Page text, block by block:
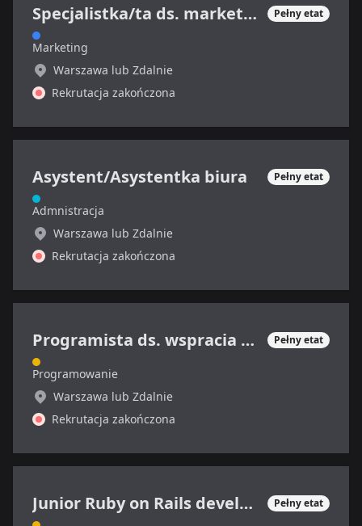
Specjalistka/ta ds. marketingu internetowego Pełny etat
Marketing
Warszawa lub Zdalnie
Rekrutacja zakończona
Asystent/Asystentka biura Pełny etat
Admnistracja
Warszawa lub Zdalnie
Rekrutacja zakończona
Programista ds. wspracia technicznego Pełny etat
Programowanie
Warszawa lub Zdalnie
Rekrutacja zakończona
Junior Ruby on Rails developer Pełny etat